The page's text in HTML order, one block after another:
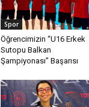
Spor
Öğrencimizin “U16 Erkek
Sutopu Balkan
Şampiyonası” Başarısı